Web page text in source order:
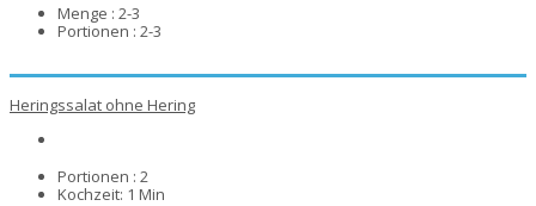
Menge : 2-3
Portionen : 2-3
Heringssalat ohne Hering
Portionen : 2
Kochzeit: 1 Min